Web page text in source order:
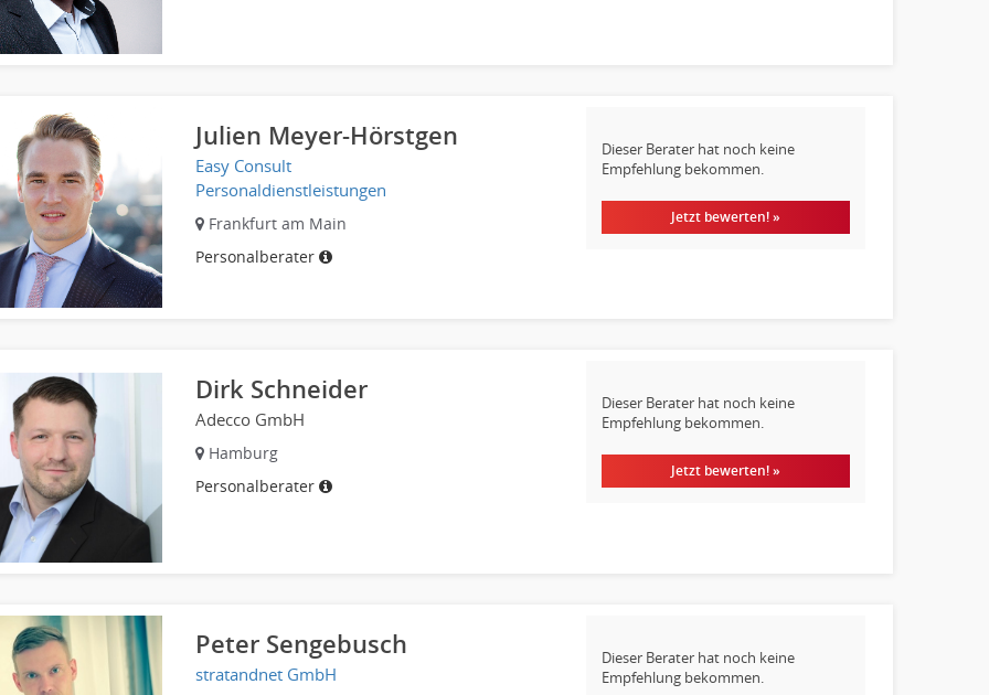
Julien Meyer-Hörstgen
Easy Consult
Personaldienstleistungen
Frankfurt am Main
Personalberater
Dieser Berater hat noch keine
Empfehlung bekommen.
Jetzt bewerten! »
Dirk Schneider
Adecco GmbH
Hamburg
Personalberater
Dieser Berater hat noch keine
Empfehlung bekommen.
Jetzt bewerten! »
Peter Sengebusch
stratandnet GmbH
Dieser Berater hat noch keine
Empfehlung bekommen.